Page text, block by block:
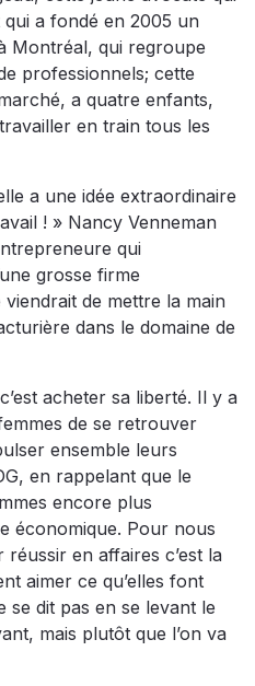
qui a fondé en 2005 un
Montréal, qui regroupe
professionnels; cette
a quatre enfants,
en train tous les
a une idée extraordinaire
! » Nancy Venneman
qui
grosse firme
viendrait de mettre la main
dans le domaine de
acheter sa liberté. Il y a
de se retrouver
ensemble leurs
en rappelant que le
encore plus
économique. Pour nous
en affaires c’est la
aimer ce qu’elles font
se dit pas en se levant le
mais plutôt que l’on va